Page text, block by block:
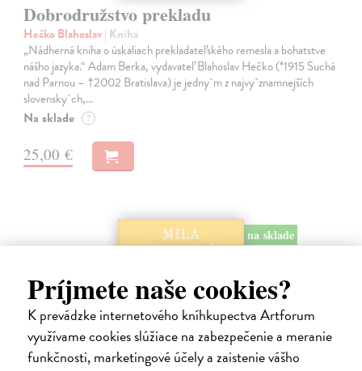
Príjmete naše cookies?
K prevádzke internetového kníhkupectva Artforum
využívame cookies slúžiace na zabezpečenie a meranie
funkčnosti, marketingové účely a zaistenie vášho
Dobrodružstvo prekladu
Hečko Blahoslav| Kniha
„Nádherná kniha o úskaliach prekladateľského remesla a bohatstve
nášho jazyka.“ Adam Berka, vydavateľ Blahoslav Hečko (*1915 Suchá
nad Parnou – †2002 Bratislava) je jedny´m z najvy´znamnejších
slovensky´ch,…
Na sklade ?
25,00 €
na sklade